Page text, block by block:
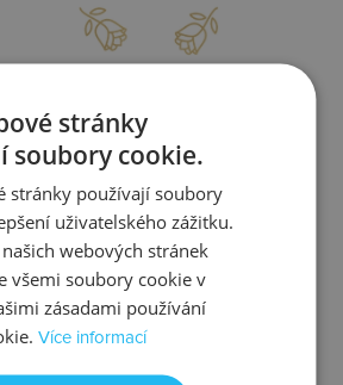
Doprava
Zjistit více
Výměna
stránky
soubory cookie.
stránky používají soubory
uživatelského zážitku.
webových stránek
všemi soubory cookie v
zásadami používání
Více informací